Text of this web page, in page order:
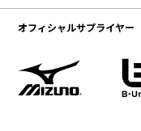
オフィシャルサプライヤー